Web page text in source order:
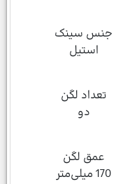
جنس سینک
استیل
تعداد لگن
دو
عمق لگن
170 میلی‌متر